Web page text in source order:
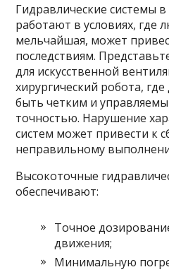
Гидравлические системы
работают в условиях, где
мельчайшая, может
последствиям.
для искусственной
хирургический робота,
быть четким и
точностью. Нарушение
систем может привести к
неправильному
Высокоточные
обеспечивают:
Точное
движения;
Минимальную